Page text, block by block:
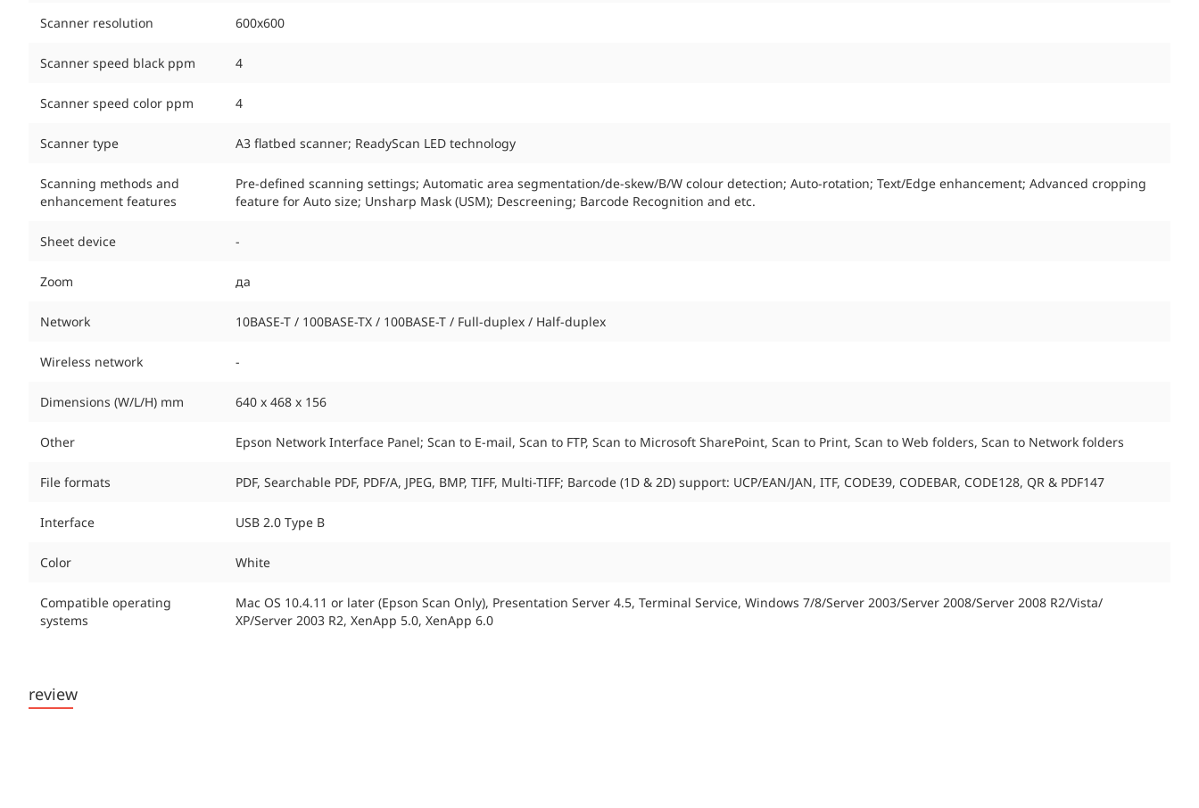
Scanner resolution 600x600
Scanner speed black ppm 4
Scanner speed color ppm 4
Scanner type A3 flatbed scanner; ReadyScan LED technology
Scanning methods and
enhancement features
Pre-defined scanning settings; Automatic area segmentation/de-skew/B/W colour detection; Auto-rotation; Text/Edge enhancement; Advanced cropping
feature for Auto size; Unsharp Mask (USM); Descreening; Barcode Recognition and etc.
Sheet device -
Zoom да
Network 10BASE-T / 100BASE-TX / 100BASE-T / Full-duplex / Half-duplex
Wireless network -
Dimensions (W/L/H) mm 640 x 468 x 156
Other Epson Network Interface Panel; Scan to E-mail, Scan to FTP, Scan to Microsoft SharePoint, Scan to Print, Scan to Web folders, Scan to Network folders
File formats PDF, Searchable PDF, PDF/A, JPEG, BMP, TIFF, Multi-TIFF; Barcode (1D & 2D) support: UCP/EAN/JAN, ITF, CODE39, CODEBAR, CODE128, QR & PDF147
Interface USB 2.0 Type B
Color White
Compatible operating
systems
Mac OS 10.4.11 or later (Epson Scan Only), Presentation Server 4.5, Terminal Service, Windows 7/8/Server 2003/Server 2008/Server 2008 R2/Vista/
XP/Server 2003 R2, XenApp 5.0, XenApp 6.0
review